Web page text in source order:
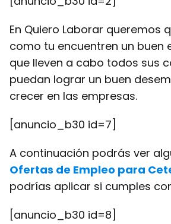
En Quiero Laborar queremos
como tu encuentren un buen
que lleven a cabo todos sus
puedan lograr un buen
crecer en las empresas.
[anuncio_b30 id=7]
A continuación podrás ver
Ofertas de Empleo para
podrías aplicar si cumples
[anuncio_b30 id=8]